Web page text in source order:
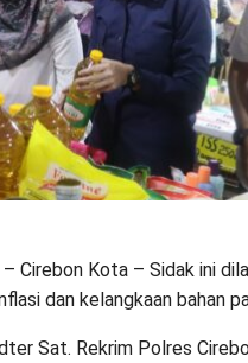
Cirebon Kota – Sidak ini
dan kelangkaan bahan
Sat. Rekrim Polres